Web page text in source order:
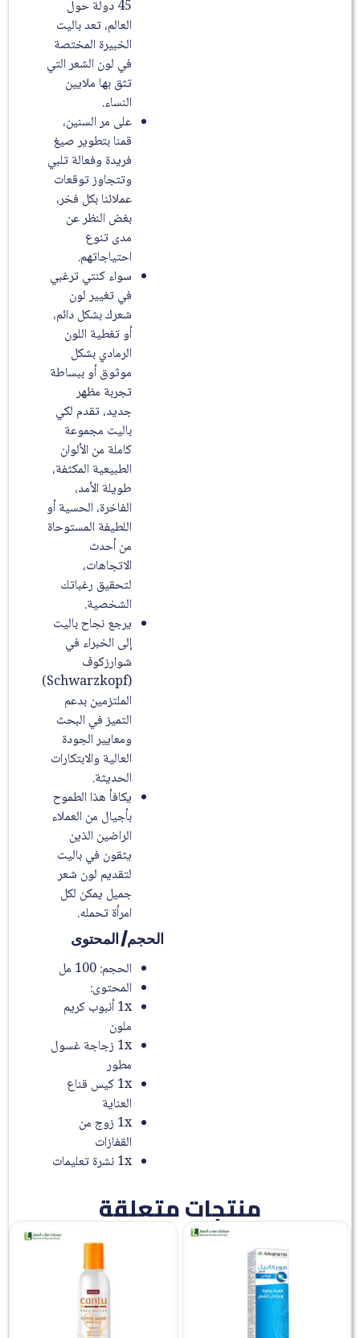
45 دولة حول
العالم، تعد باليت
الخبيرة المختصة
في لون الشعر التي
تثق بها ملايين
النساء.
على مر السنين،
قمنا بتطوير صيغ
فريدة وفعالة تلبي
وتتجاوز توقعات
عملائنا بكل فخر،
بغض النظر عن
مدى تنوع
احتياجاتهم.
سواء كنتي ترغبي
في تغيير لون
شعرك بشكل دائم،
أو تغطية اللون
الرمادي بشكل
موثوق أو ببساطة
تجربة مظهر
جديد، تقدم لكي
باليت مجموعة
كاملة من الألوان
الطبيعية المكثفة،
طويلة الأمد،
الفاخرة، الحسية أو
اللطيفة المستوحاة
من أحدث
الاتجاهات،
لتحقيق رغباتك
الشخصية.
يرجع نجاح باليت
إلى الخبراء في
شوارزكوف
(Schwarzkopf)
الملتزمين بدعم
التميز في البحث
ومعايير الجودة
العالية والابتكارات
الحديثة.
يكافأ هذا الطموح
بأجيال من العملاء
الراضين الذين
يثقون في باليت
لتقديم لون شعر
جميل يمكن لكل
امرأة تحمله.
الحجم/ المحتوى
الحجم: 100 مل
المحتوى:
1x أنبوب كريم
ملون
1x زجاجة غسول
مطور
1x كيس قناع
العناية
1x زوج من
القفازات
1x نشرة تعليمات
منتجات متعلقة